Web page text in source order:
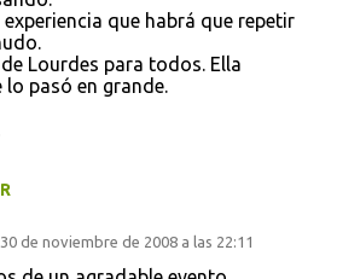
experiencia que habrá que repetir
Lourdes para todos. Ella
lo pasó en grande.
30 de noviembre de 2008 a las 22:11